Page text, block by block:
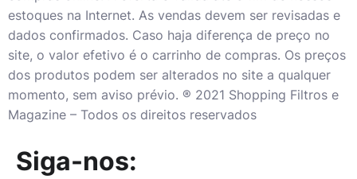
estoques na Internet. As vendas devem ser revisadas e
dados confirmados. Caso haja diferença de preço no
site, o valor efetivo é o carrinho de compras. Os preços
dos produtos podem ser alterados no site a qualquer
momento, sem aviso prévio. ® 2021 Shopping Filtros e
Magazine – Todos os direitos reservados
Siga-nos: